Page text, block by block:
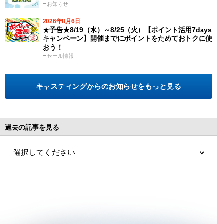
お知らせ
2026年8月6日
セール情報
★予告★8/19（水）～8/25（火）【ポイント活用7days
キャンペーン】開催までにポイントをためておトクに使
おう！
キャスティングからのお知らせをもっと見る
過去の記事を見る